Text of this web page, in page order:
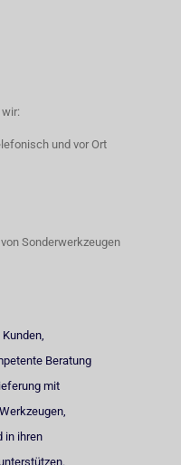
und vor Ort
Sonderwerkzeugen
Beratung
mit
in ihren